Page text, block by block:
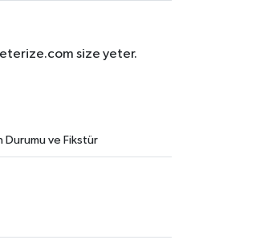
size yeter.
Durumu ve Fikstür